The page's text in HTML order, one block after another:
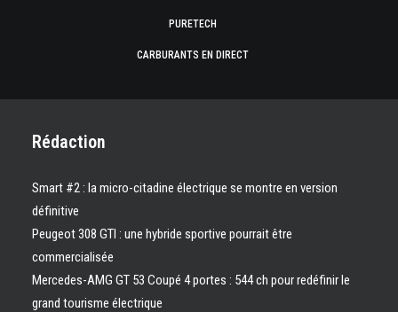
PURETECH
CARBURANTS EN DIRECT
Rédaction
Smart #2 : la micro-citadine électrique se montre en version
définitive
Peugeot 308 GTI : une hybride sportive pourrait être
commercialisée
Mercedes-AMG GT 53 Coupé 4 portes : 544 ch pour redéfinir le
grand tourisme électrique